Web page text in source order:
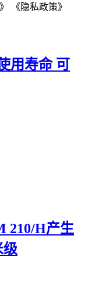
《隐私政策》
用寿命 可
210/H产生
级